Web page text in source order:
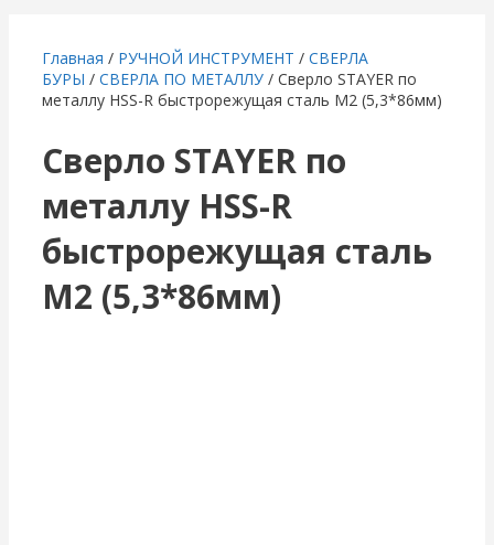
Главная / РУЧНОЙ ИНСТРУМЕНТ / СВЕРЛА
БУРЫ / СВЕРЛА ПО МЕТАЛЛУ / Сверло STAYER по
металлу HSS-R быстрорежущая сталь М2 (5,3*86мм)
Сверло STAYER по
металлу HSS-R
быстрорежущая сталь
М2 (5,3*86мм)